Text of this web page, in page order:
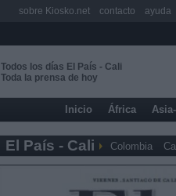
Todos los días El País - Cali
Toda la prensa de hoy
Inicio África
El País - Cali Colombia
sobre Kiosko.net contacto ayuda